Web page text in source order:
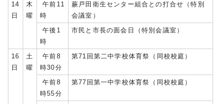
14
日
木
曜
午前11
時
蕨戸田衛生センター組合との打合せ（特別
会議室）
午後1
時
市民と市長の面会日（特別会議室）
16
日
土
曜
午前8
時30分
第71回第二中学校体育祭（同校校庭）
午前8
時55分
第77回第一中学校体育祭（同校校庭）